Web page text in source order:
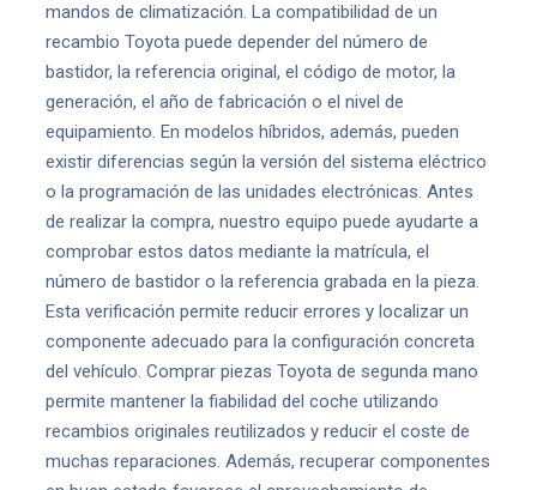
mandos de climatización. La compatibilidad de un
recambio Toyota puede depender del número de
bastidor, la referencia original, el código de motor, la
generación, el año de fabricación o el nivel de
equipamiento. En modelos híbridos, además, pueden
existir diferencias según la versión del sistema eléctrico
o la programación de las unidades electrónicas. Antes
de realizar la compra, nuestro equipo puede ayudarte a
comprobar estos datos mediante la matrícula, el
número de bastidor o la referencia grabada en la pieza.
Esta verificación permite reducir errores y localizar un
componente adecuado para la configuración concreta
del vehículo. Comprar piezas Toyota de segunda mano
permite mantener la fiabilidad del coche utilizando
recambios originales reutilizados y reducir el coste de
muchas reparaciones. Además, recuperar componentes